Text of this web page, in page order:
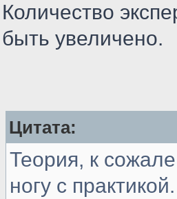
Количество
быть увеличено.
Цитата:
Теория, к
ногу с практикой.